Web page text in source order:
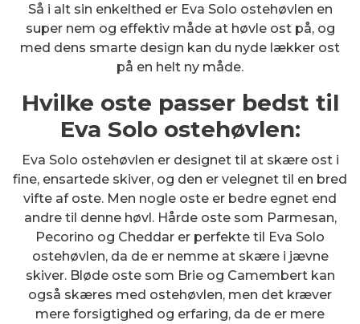
Så i alt sin enkelthed er Eva Solo ostehøvlen en
super nem og effektiv måde at høvle ost på, og
med dens smarte design kan du nyde lækker ost
på en helt ny måde.
Hvilke oste passer bedst til
Eva Solo ostehøvlen:
Eva Solo ostehøvlen er designet til at skære ost i
fine, ensartede skiver, og den er velegnet til en bred
vifte af oste. Men nogle oste er bedre egnet end
andre til denne høvl. Hårde oste som Parmesan,
Pecorino og Cheddar er perfekte til Eva Solo
ostehøvlen, da de er nemme at skære i jævne
skiver. Bløde oste som Brie og Camembert kan
også skæres med ostehøvlen, men det kræver
mere forsigtighed og erfaring, da de er mere